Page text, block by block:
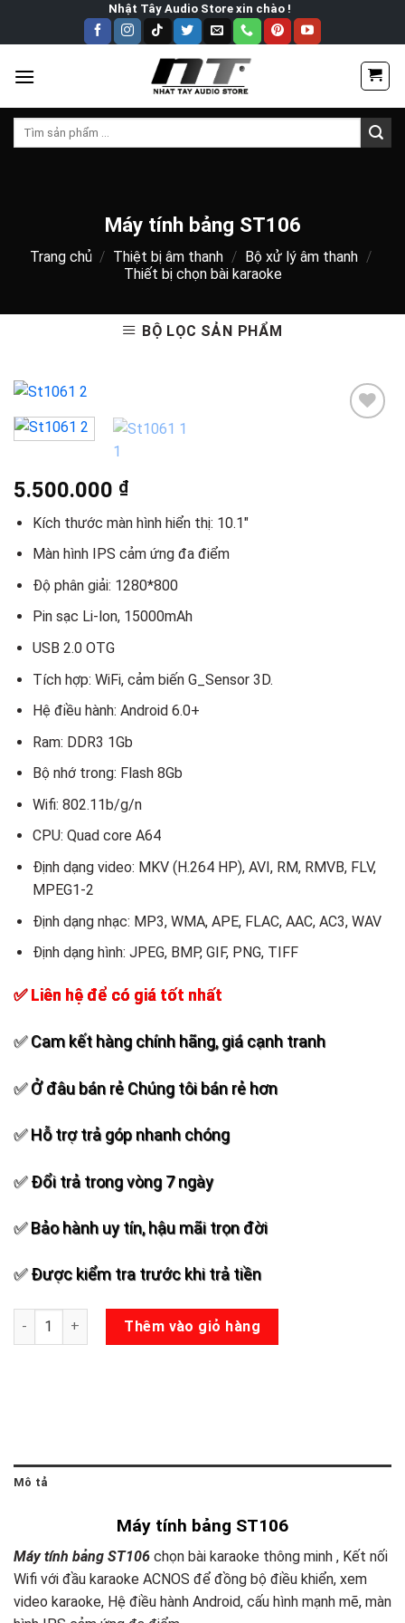
Nhật Tây Audio Store xin chào !
Tìm
Máy tính bảng ST106
Trang chủ / Thiệt bị âm thanh / Bộ xử lý âm thanh /
Thiết bị chọn bài karaoke
BỘ LỌC SẢN PHẨM
5.500.000 ₫
Kích thước màn hình hiển thị: 10.1″
Màn hình IPS cảm ứng đa điểm
Độ phân giải: 1280*800
Pin sạc Li-lon, 15000mAh
USB 2.0 OTG
Tích hợp: WiFi, cảm biến G_Sensor 3D.
Hệ điều hành: Android 6.0+
Ram: DDR3 1Gb
Bộ nhớ trong: Flash 8Gb
Wifi: 802.11b/g/n
CPU: Quad core A64
Định dạng video: MKV (H.264 HP), AVI, RM, RMVB, FLV,
MPEG1-2
Định dạng nhạc: MP3, WMA, APE, FLAC, AAC, AC3, WAV
Định dạng hình: JPEG, BMP, GIF, PNG, TIFF
✅ Liên hệ để có giá tốt nhất
✅ Cam kết hàng chính hãng, giá cạnh tranh
✅ Ở đâu bán rẻ Chúng tôi bán rẻ hơn
✅ Hỗ trợ trả góp nhanh chóng
✅ Đổi trả trong vòng 7 ngày
✅ Bảo hành uy tín, hậu mãi trọn đời
✅ Được kiểm tra trước khi trả tiền
Máy tính bảng ST106 số lượng
Thêm vào giỏ hàng
Mô tả
Máy tính bảng ST106
Máy tính bảng ST106 chọn bài karaoke thông minh , Kết nối
Wifi với đầu karaoke ACNOS để đồng bộ điều khiển, xem
video karaoke, Hệ điều hành Android, cấu hình mạnh mẽ, màn